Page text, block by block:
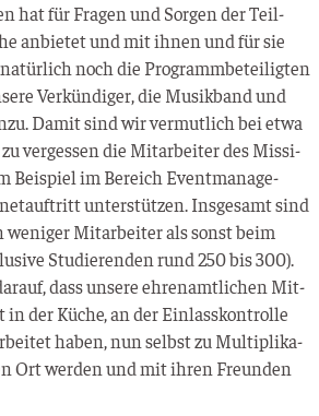
hat für Fra­gen und Sor­gen der Teil­
anbie­tet und mit ihnen und für sie
noch die Pro­gramm­be­tei­lig­ten
Ver­kün­di­ger, die Musik­band und
Damit sind wir ver­mut­lich bei etwa
ver­ges­sen die Mit­ar­bei­ter des Mis­si­
Bei­spiel im Bereich Event­ma­nage­
unter­stüt­zen. Ins­ge­samt sind
Mit­ar­bei­ter als sonst beim
Stu­die­ren­den rund 250 bis 300).
dass unse­re ehren­amt­li­chen Mit­
in der Küche, an der Ein­lass­kon­trol­le
haben, nun selbst zu Mul­ti­pli­ka­
Ort wer­den und mit ihren Freun­den